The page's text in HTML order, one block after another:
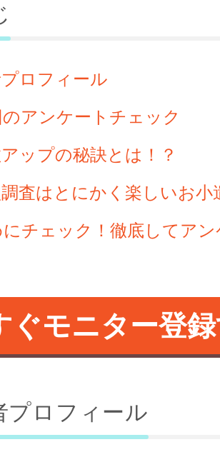
ロフィール
アンケートチェック
ップの秘訣とは！？
査はとにかく楽しいお小
にチェック！徹底してア
ぐモニター登
プロフィール